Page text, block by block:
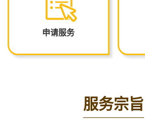
申请服务
服务宗旨